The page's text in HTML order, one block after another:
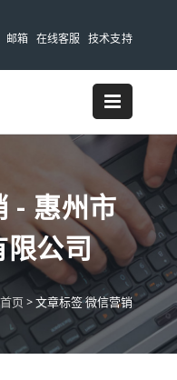
邮箱 在线客服 技术支持
- 惠州市
限公司
页 >文章标签 微信营销